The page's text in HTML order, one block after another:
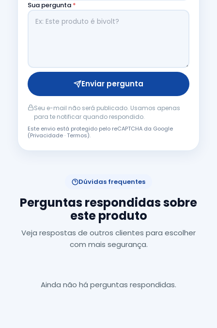
Sua pergunta *
Enviar pergunta
Seu e-mail não será publicado. Usamos apenas
para te notificar quando respondido.
Este envio está protegido pelo reCAPTCHA da Google
(Privacidade·Termos).
Dúvidas frequentes
Perguntas respondidas sobre
este produto
Veja respostas de outros clientes para escolher
com mais segurança.
Ainda não há perguntas respondidas.